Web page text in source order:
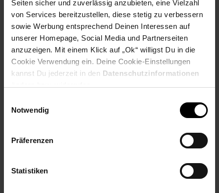
Seiten sicher und zuverlässig anzubieten, eine Vielzahl
von Services bereitzustellen, diese stetig zu verbessern
sowie Werbung entsprechend Deinen Interessen auf
unserer Homepage, Social Media und Partnerseiten
anzuzeigen. Mit einem Klick auf „Ok“ willigst Du in die
Cookie Verwendung ein. Deine Cookie-Einstellungen
kannst Du jederzeit in den Datenschutzinformationen
Notwendig
Präferenzen
Statistiken
Payback Punkte Basis°Punkte:
127
Extra°Punkte:
0
Produktbeschreibung
Die Insta360 Link 2 bietet kristallklare 4K-Auflösung für
Videokonferenzen und Live-Streaming. Dank des 1/2"-Sensors
Lichtverhältnissen. Ob im Homeoffice oder für professionelle
Aufnahmen – die Kamera überzeugt durch hochwertige
dass Sie immer perfekt im Bild bleiben, auch wenn Sie sich
bewegen. Ideal für Präsentationen oder Online-Kurse, da das
optimale Darstellung zu gewährleisten.Ein weiterer Vorteil ist
die Whiteboard-Erkennung, die speziell für Unterricht und